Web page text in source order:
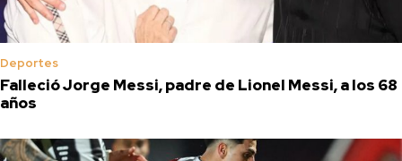
Deportes
Falleció Jorge Messi, padre de Lionel Messi, a los 68
años